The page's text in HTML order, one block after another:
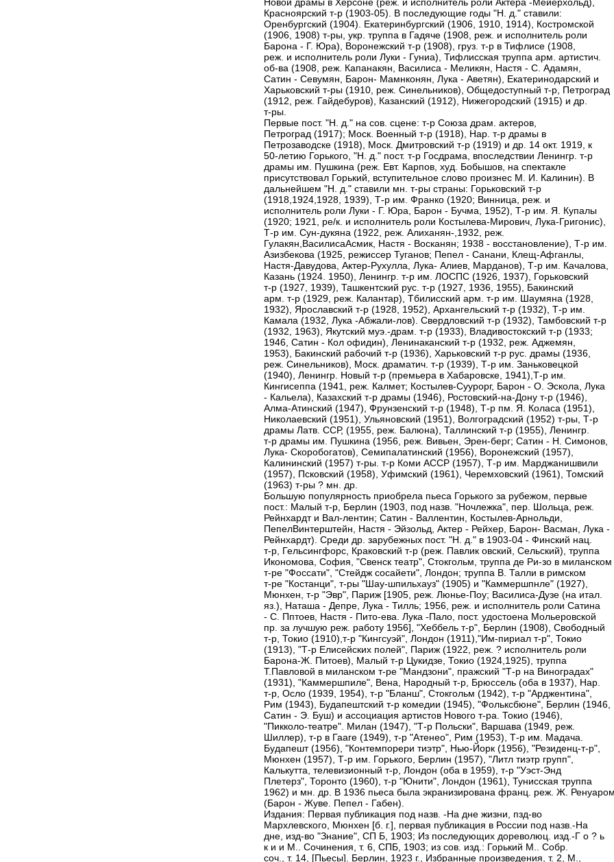
Красноярский т-р (1903-05). В последующие годы "Н. д." ставили:
Оренбургский (1904). Екатеринбургский (1906, 1910, 1914), Костромской
(1906, 1908) т-ры, укр. труппа в Гадяче (1908, реж. и исполнитель роли
Барона - Г. Юра), Воронежский т-р (1908), груз. т-р в Тифлисе (1908,
реж. и исполнитель роли Луки - Гуниа), Тифлисская труппа арм. артистич.
об-ва (1908, реж. Капанакян, Василиса - Меликян, Настя - С. Адамян,
Сатин - Севумян, Барон- Мамнконян, Лука - Аветян), Екатеринодарский и
Харьковский т-ры (1910, реж. Синельников), Общедоступный т-р, Петроград
(1912, реж. Гайдебуров), Казанский (1912), Нижегородский (1915) и др.
т-ры.
Первые пост. "Н. д." на сов. сцене: т-р Союза драм. актеров,
Петроград (1917); Моск. Военный т-р (1918), Нар. т-р драмы в
Петрозаводске (1918), Моск. Дмитровский т-р (1919) и др. 14 окт. 1919, к
50-летию Горького, "Н. д." пост. т-р Госдрама, впоследствии Ленингр. т-р
драмы им. Пушкина (реж. Евт. Карпов, худ. Бобышов, на спектакле
присутствовал Горький, вступительное слово произнес М. И. Калинин). В
дальнейшем "Н. д." ставили мн. т-ры страны: Горьковский т-р
(1918,1924,1928, 1939), Т-р им. Франко (1920; Винница, реж. и
исполнитель роли Луки - Г. Юра, Барон - Бучма, 1952), Т-р им. Я. Купалы
(1920; 1921, ре/к. и исполнитель роли Костылева-Мирович, Лука-Григонис),
Т-р им. Сун-дукяна (1922, реж. Алиханян-,1932, реж.
Гулакян,ВасилисаАсмик, Настя - Восканян; 1938 - восстановление), Т-р им.
Азизбекова (1925, режиссер Туганов; Пепел - Санани, Клещ-Афганлы,
Настя-Давудова, Актер-Рухулла, Лука- Алиев, Марданов), Т-р им. Качалова,
Казань (1924. 1950), Ленингр. т-р им. ЛОСПС (1926, 1937), Горьковский
т-р (1927, 1939), Ташкентский рус. т-р (1927, 1936, 1955), Бакинский
арм. т-р (1929, реж. Калантар), Тбилисский арм. т-р им. Шаумяна (1928,
1932), Ярославский т-р (1928, 1952), Архангельский т-р (1932), Т-р им.
Камала (1932, Лука -Абжали-лов). Свердловский т-р (1932), Тамбовский т-р
(1932, 1963), Якутский муэ.-драм. т-р (1933), Владивостокский т-р (1933;
1946, Сатин - Кол офидин), Ленинаканский т-р (1932, реж. Аджемян,
1953), Бакинский рабочий т-р (1936), Харьковский т-р рус. драмы (1936,
реж. Синельников), Моск. драматич. т-р (1939), Т-р им. Заньковецкой
(1940), Ленингр. Новый т-р (премьера в Хабаровске, 1941),Т-р им.
Кингисеппа (1941, реж. Калмет; Костылев-Суурорг, Барон - О. Эскола, Лука
- Кальела), Казахский т-р драмы (1946), Ростовский-на-Дону т-р (1946),
Алма-Атинский (1947), Фрунзенский т-р (1948), Т-р пм. Я. Коласа (1951),
Николаевский (1951), Ульяновский (1951), Волгоградский (1952) т-ры, Т-р
драмы Латв. ССР, (1955, реж. Балюна), Таллинский т-р (1955), Ленингр.
т-р драмы им. Пушкина (1956, реж. Вивьен, Эрен-берг; Сатин - Н. Симонов,
Лука- Скоробогатов), Семипалатинский (1956), Воронежский (1957),
Калининский (1957) т-ры. т-р Коми АССР (1957), Т-р им. Марджанишвили
(1957), Псковский (1958), Уфимский (1961), Черемховский (1961), Томский
(1963) т-ры ? мн. др.
Большую популярность приобрела пьеса Горького за рубежом, первые
пост.: Малый т-р, Берлин (1903, под назв. "Ночлежка", пер. Шольца, реж.
Рейнхардт и Вал-лентин; Сатин - Валлентин, Костылев-Арнольди,
ПепелВинтерштейн, Настя - Эйзольд, Актер - Рейхер, Барон- Васман, Лука -
Рейнхардт). Среди др. зарубежных пост. "Н. д." в 1903-04 - Финский нац.
т-р, Гельсингфорс, Краковский т-р (реж. Павлик овский, Сельский), труппа
Икономова, София, "Свенск театр", Стокгольм, труппа де Ри-зо в миланском
т-ре "Фоссати", "Стейдж сосайети", Лондон; труппа В. Талли в римском
т-ре "Костанци", т-ры "Шау-шпильхауз" (1905) и "Каммершпнле" (1927),
Мюнхен, т-р "Эвр", Париж [1905, реж. Люнье-Поу; Василиса-Дузе (на итал.
яз.), Наташа - Депре, Лука - Тилль; 1956, реж. и исполнитель роли Сатина
- С. Пптоев, Настя - Пито-ева. Лука -Пало, пост. удостоена Мольеровской
пр. за лучшую реж. работу 1956], "Хеббель т-р", Берлин (1908), Свободный
т-р, Токио (1910),т-р "Кингсуэй", Лондон (1911),"Им-пириал т-р", Токио
(1913), "Т-р Елисейских полей", Париж (1922, реж. ? исполнитель роли
Барона-Ж. Питоев), Малый т-р Цукидзе, Токио (1924,1925), труппа
Т.Павловой в миланском т-ре "Мандзони", пражский "Т-р на Виноградах"
(1931), "Каммершпиле", Вена, Народный т-р, Брюссель (оба в 1937), Нар.
т-р, Осло (1939, 1954), т-р "Бланш", Стокгольм (1942), т-р "Арджентина",
Рим (1943), Будапештский т-р комедии (1945), "Фольксбюне", Берлин (1946,
Сатин - Э. Буш) и ассоциация артистов Нового т-ра. Токио (1946),
"Пикколо-театре". Милан (1947), "Т-р Польски", Варшава (1949, реж.
Шиллер), т-р в Гааге (1949), т-р "Атенео", Рим (1953), Т-р им. Мадача.
Будапешт (1956), "Контемпорери тиэтр", Нью-Йорк (1956), "Резиденц-т-р",
Мюнхен (1957), Т-р им. Горького, Берлин (1957), "Литл тиэтр групп",
Калькутта, телевизионный т-р, Лондон (оба в 1959), т-р "Уэст-Энд
Плетерз", Торонто (1960), т-р "Юнити", Лондон (1961), Тунисская труппа
1962) и мн. др. В 1936 пьеса была экранизирована франц. реж. Ж.
(Барон - Жуве. Пепел - Габен).
Издания: Первая публикация под назв. -На дне жизни, пзд-во
Мархлевского, Мюнхен [б. г.], первая публикация в России под назв.-На
дне, изд-во "Знание", СП Б, 1903; Из последующих дореволюц. изд.-Г о ? ь
к и и М.. Сочинения, т. 6, СПБ, 1903; из сов. изд.: Горький М.. Собр.
соч., т. 14, [Пьесы]. Берлин, 1923 г., Избранные произведения, т. 2, М.,